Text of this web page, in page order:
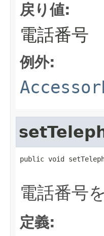
戻り値:
電話番号
例外:
public void
電話番号
定義: